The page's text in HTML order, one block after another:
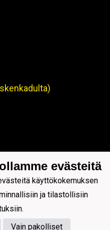
evästeitä
käyttökokemuksen
ja tilastollisiin
Vain pakolliset